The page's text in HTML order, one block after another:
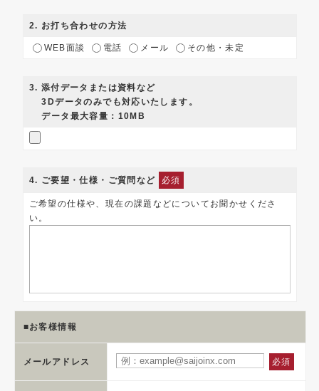
2. お打ち合わせの方法
WEB面談 電話 メール その他・未定
3. 添付データまたは資料など
3Dデータのみでも対応いたします。
データ最大容量：10MB
4. ご要望・仕様・ご質問など 必須
ご希望の仕様や、現在の課題などについてお聞かせくださ
い。
■お客様情報
メールアドレス 必須